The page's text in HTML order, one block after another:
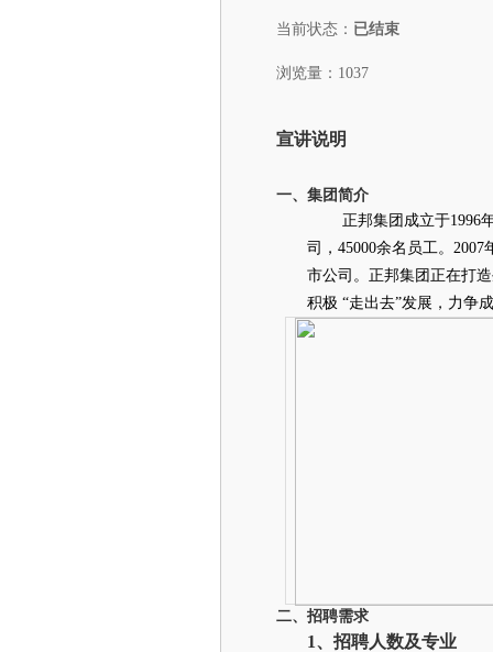
当前状态： 已结束
浏览量：1037
宣讲说明
一、 集团简介
正邦集团成立于1996
司， 45000余名员工。 2007
市公司。正邦集团正在打
积极 “走出去”发展，力争
二、 招聘需求
1、招聘人数及专业